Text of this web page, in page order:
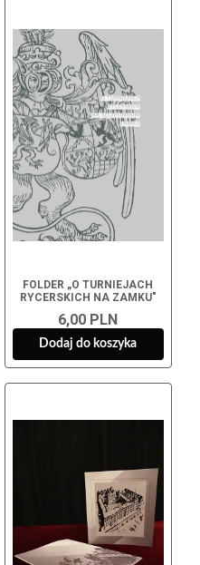
FOLDER „O TURNIEJACH
RYCERSKICH NA ZAMKU"
6,00 PLN
Dodaj do koszyka